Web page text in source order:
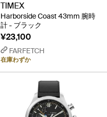
TIMEX
Harborside Coast 43mm 腕時
計 - ブラック
¥23,100
FARFETCH
在庫わずか